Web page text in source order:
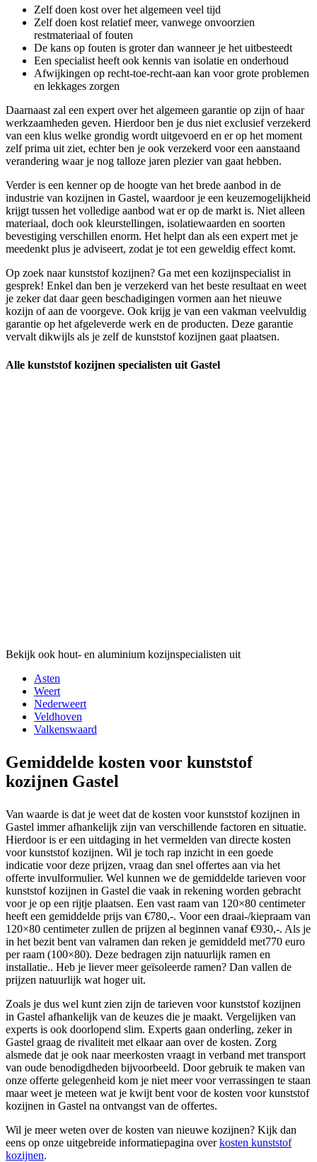
Zelf doen kost over het algemeen veel tijd
Zelf doen kost relatief meer, vanwege onvoorzien
restmateriaal of fouten
De kans op fouten is groter dan wanneer je het uitbesteedt
Een specialist heeft ook kennis van isolatie en onderhoud
Afwijkingen op recht-toe-recht-aan kan voor grote problemen
en lekkages zorgen
Daarnaast zal een expert over het algemeen garantie op zijn of haar
werkzaamheden geven. Hierdoor ben je dus niet exclusief verzekerd
van een klus welke grondig wordt uitgevoerd en er op het moment
zelf prima uit ziet, echter ben je ook verzekerd voor een aanstaand
verandering waar je nog talloze jaren plezier van gaat hebben.
Verder is een kenner op de hoogte van het brede aanbod in de
industrie van kozijnen in Gastel, waardoor je een keuzemogelijkheid
krijgt tussen het volledige aanbod wat er op de markt is. Niet alleen
materiaal, doch ook kleurstellingen, isolatiewaarden en soorten
bevestiging verschillen enorm. Het helpt dan als een expert met je
meedenkt plus je adviseert, zodat je tot een geweldig effect komt.
Op zoek naar kunststof kozijnen? Ga met een kozijnspecialist in
gesprek! Enkel dan ben je verzekerd van het beste resultaat en weet
je zeker dat daar geen beschadigingen vormen aan het nieuwe
kozijn of aan de voorgeve. Ook krijg je van een vakman veelvuldig
garantie op het afgeleverde werk en de producten. Deze garantie
vervalt dikwijls als je zelf de kunststof kozijnen gaat plaatsen.
Alle kunststof kozijnen specialisten uit Gastel
Bekijk ook hout- en aluminium kozijnspecialisten uit
Asten
Weert
Nederweert
Veldhoven
Valkenswaard
Gemiddelde kosten voor kunststof
kozijnen Gastel
Van waarde is dat je weet dat de kosten voor kunststof kozijnen in
Gastel immer afhankelijk zijn van verschillende factoren en situatie.
Hierdoor is er een uitdaging in het vermelden van directe kosten
voor kunststof kozijnen. Wil je toch rap inzicht in een goede
indicatie voor deze prijzen, vraag dan snel offertes aan via het
offerte invulformulier. Wel kunnen we de gemiddelde tarieven voor
kunststof kozijnen in Gastel die vaak in rekening worden gebracht
voor je op een rijtje plaatsen. Een vast raam van 120×80 centimeter
heeft een gemiddelde prijs van €780,-. Voor een draai-/kiepraam van
120×80 centimeter zullen de prijzen al beginnen vanaf €930,-. Als je
in het bezit bent van valramen dan reken je gemiddeld met770 euro
per raam (100×80). Deze bedragen zijn natuurlijk ramen en
installatie.. Heb je liever meer geïsoleerde ramen? Dan vallen de
prijzen natuurlijk wat hoger uit.
Zoals je dus wel kunt zien zijn de tarieven voor kunststof kozijnen
in Gastel afhankelijk van de keuzes die je maakt. Vergelijken van
experts is ook doorlopend slim. Experts gaan onderling, zeker in
Gastel graag de rivaliteit met elkaar aan over de kosten. Zorg
alsmede dat je ook naar meerkosten vraagt in verband met transport
van oude benodigdheden bijvoorbeeld. Door gebruik te maken van
onze offerte gelegenheid kom je niet meer voor verrassingen te staan
maar weet je meteen wat je kwijt bent voor de kosten voor kunststof
kozijnen in Gastel na ontvangst van de offertes.
Wil je meer weten over de kosten van nieuwe kozijnen? Kijk dan
eens op onze uitgebreide informatiepagina overkosten kunststof
kozijnen.